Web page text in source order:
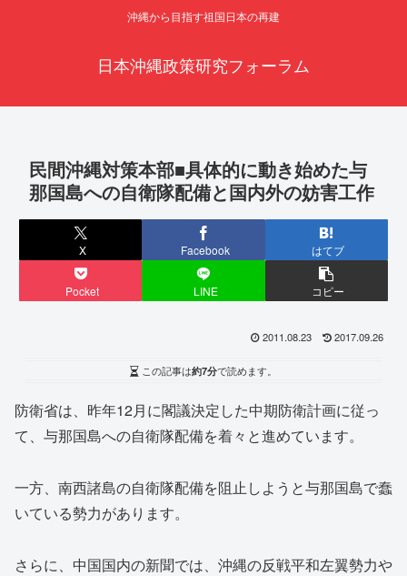
沖縄から目指す祖国日本の再建
日本沖縄政策研究フォーラム
民間沖縄対策本部■具体的に動き始めた与
那国島への自衛隊配備と国内外の妨害工作
X Facebook はてブ
Pocket LINE コピー
2011.08.23 2017.09.26
この記事は約7分で読めます。
防衛省は、昨年12月に閣議決定した中期防衛計画に従っ
て、与那国島への自衛隊配備を着々と進めています。
一方、南西諸島の自衛隊配備を阻止しようと与那国島で蠢
いている勢力があります。
さらに、中国国内の新聞では、沖縄の反戦平和左翼勢力や